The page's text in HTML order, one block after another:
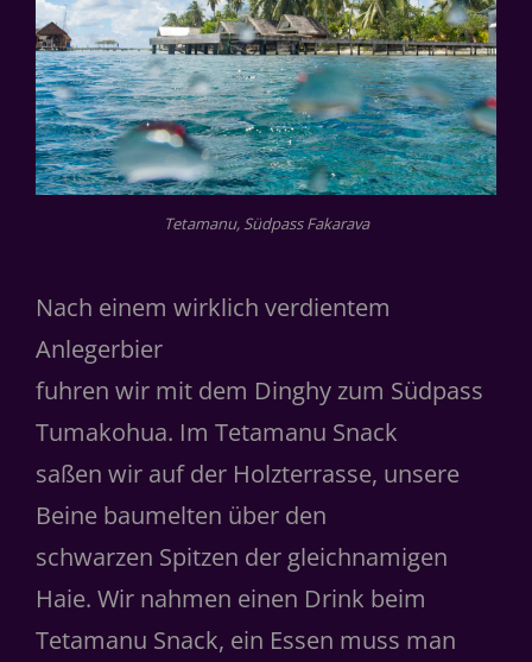
Tetamanu, Südpass Fakarava
Nach einem wirklich verdientem
Anlegerbier
fuhren wir mit dem Dinghy zum Südpass
Tumakohua. Im Tetamanu Snack
saßen wir auf der Holzterrasse, unsere
Beine baumelten über den
schwarzen Spitzen der gleichnamigen
Haie. Wir nahmen einen Drink beim
Tetamanu Snack, ein Essen muss man